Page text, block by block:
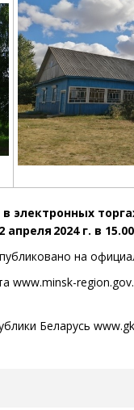
электронных
апреля 2024 г. в 15.00
на
www.minsk-
Беларусь www